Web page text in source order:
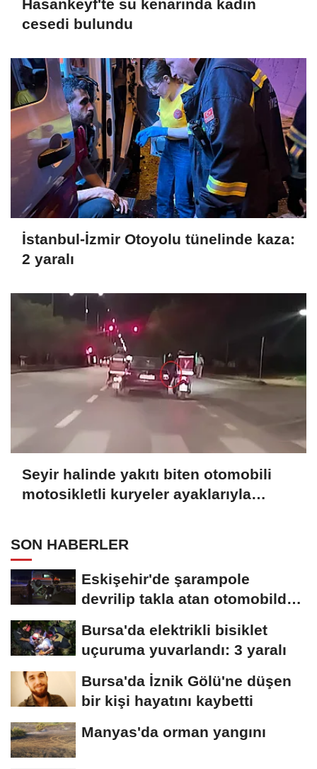
Hasankeyf'te su kenarında kadın
cesedi bulundu
İstanbul-İzmir Otoyolu tünelinde kaza:
2 yaralı
Seyir halinde yakıtı biten otomobili
motosikletli kuryeler ayaklarıyla
SON HABERLER
Eskişehir'de şarampole
devrilip takla atan otomobilde
Bursa'da elektrikli bisiklet
uçuruma yuvarlandı: 3 yaralı
Bursa'da İznik Gölü'ne düşen
bir kişi hayatını kaybetti
Manyas'da orman yangını